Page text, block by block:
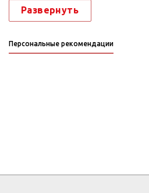
Развернуть
Персональные рекомендации